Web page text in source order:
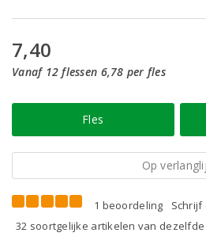
7,40
Vanaf 12 flessen 6,78 per fles
Fles
Op
1 beoordeling
32 soortgelijke artikelen van